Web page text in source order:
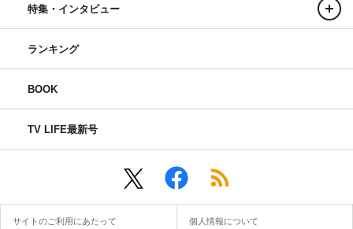
特集・インタビュー
ランキング
BOOK
TV LIFE最新号
サイトのご利用にあたって 個人情報について